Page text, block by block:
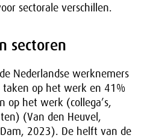
sectorale verschillen.
sectoren
Nederlandse werknemers
op het werk en 41%
op het werk (collega’s,
(Van den Heuvel,
2023). De helft van de